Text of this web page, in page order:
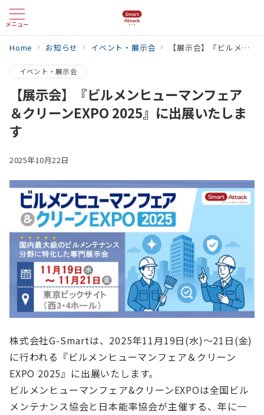
メニュー
Home お知らせ イベント・展示会 【展示会】『ビルメンヒューマンフェア＆クリーンEXPO 2025』に出展いたします
イベント・展示会
【展示会】『ビルメンヒューマンフェア
＆クリーンEXPO 2025』に出展いたしま
す
2025年10月22日
株式会社G-Smartは、2025年11月19日(水)～21日(金)
に行われる『ビルメンヒューマンフェア＆クリーン
EXPO 2025』に出展いたします。
ビルメンヒューマンフェア&クリーンEXPOは全国ビル
メンテナンス協会と日本能率協会が主催する、年に一